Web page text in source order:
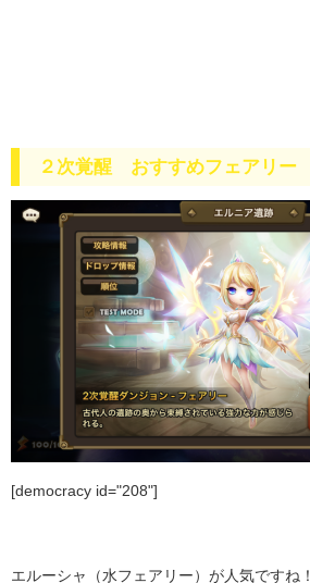
２次覚醒 おすすめフェアリー
[democracy id="208"]
エルーシャ（水フェアリー）が人気ですね！